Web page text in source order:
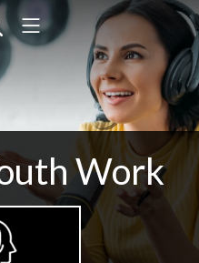
Work
feed.xml